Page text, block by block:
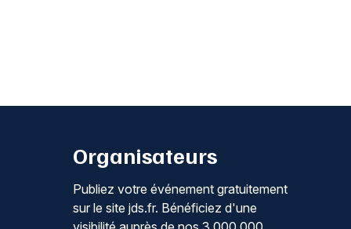
Organisateurs
Publiez votre événement gratuitement
sur le site jds.fr. Bénéficiez d'une